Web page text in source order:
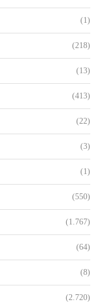
(1)
(218)
(13)
(413)
(22)
(3)
(1)
(550)
(1.767)
(64)
(8)
(2.720)